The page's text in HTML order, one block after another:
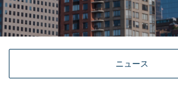
ニュース